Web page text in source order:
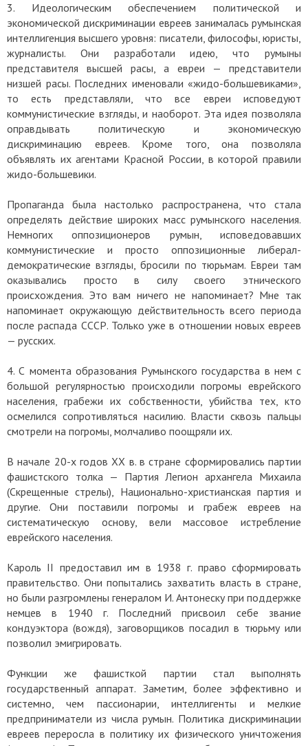
3. Идеологическим обеспечением политической и
экономической дискриминации евреев занималась румынская
интеллигенция высшего уровня: писатели, философы, юристы,
журналисты. Они разработали идею, что румыны
представителя высшей расы, а евреи — представители
низшей расы. Последних именовали «жидо-большевиками»,
то есть представляли, что все евреи исповедуют
коммунистические взгляды, и наоборот. Эта идея позволяла
оправдывать политическую и экономическую
дискриминацию евреев. Кроме того, она позволяла
объявлять их агентами Красной России, в которой правили
жидо-большевики.
Пропаганда была настолько распространена, что стала
определять действие широких масс румынского населения.
Немногих оппозиционеров румын, исповедовавших
коммунистические и просто оппозиционные либерал-
демократические взгляды, бросили по тюрьмам. Евреи там
оказывались просто в силу своего этнического
происхождения. Это вам ничего не напоминает? Мне так
напоминает окружающую действительность всего периода
после распада СССР. Только уже в отношении новых евреев
— русских.
4. С момента образования Румынского государства в нем с
большой регулярностью происходили погромы еврейского
населения, грабежи их собственности, убийства тех, кто
осмелился сопротивляться насилию. Власти сквозь пальцы
смотрели на погромы, молчаливо поощряли их.
В начале 20-х годов ХХ в. в стране сформировались партии
фашистского толка — Партия Легион архангела Михаила
(Скрещенные стрелы), Национально-христианская партия и
другие. Они поставили погромы и грабеж евреев на
систематическую основу, вели массовое истребление
еврейского населения.
Кароль II предоставил им в 1938 г. право сформировать
правительство. Они попытались захватить власть в стране,
но были разгромлены генералом И. Антонеску при поддержке
немцев в 1940 г. Последний присвоил себе звание
кондуэктора (вождя), заговорщиков посадил в тюрьму или
позволил эмигрировать.
Функции же фашисткой партии стал выполнять
государственный аппарат. Заметим, более эффективно и
системно, чем пассионарии, интеллигенты и мелкие
предприниматели из числа румын. Политика дискриминации
евреев переросла в политику их физического уничтожения